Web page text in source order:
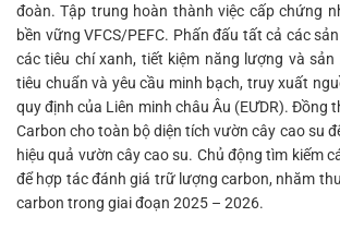
đoàn. Tập trung hoàn thành việc cấp chứng
bền vững VFCS/PEFC. Phấn đấu tất cả các
các tiêu chí xanh, tiết kiệm năng lượng và
tiêu chuẩn và yêu cầu minh bạch, truy xuất
quy định của Liên minh châu Âu (EƯDR). Đồng
Carbon cho toàn bộ diện tích vườn cây cao su
hiệu quả vườn cây cao su. Chủ động tìm kiếm
để hợp tác đánh giá trữ lượng carbon, nhăm
carbon trong giai đoạn 2025 – 2026.